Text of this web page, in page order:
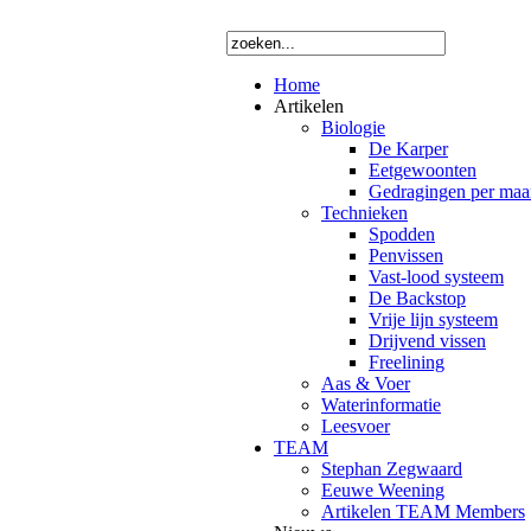
Home
Artikelen
Biologie
De Karper
Eetgewoonten
Gedragingen per
Technieken
Spodden
Penvissen
Vast-lood systeem
De Backstop
Vrije lijn systeem
Drijvend vissen
Freelining
Aas & Voer
Waterinformatie
Leesvoer
TEAM
Stephan Zegwaard
Eeuwe Weening
Artikelen TEAM Members